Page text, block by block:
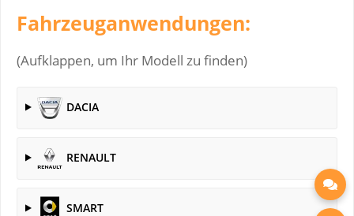
Fahrzeuganwendungen:
(Aufklappen, um Ihr Modell zu finden)
DACIA
RENAULT
SMART